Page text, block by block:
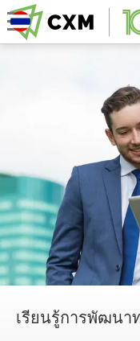
เรียนรู้การพัฒนา